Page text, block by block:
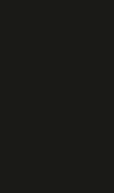
passam pela
queriam
detalhes
Assim que é
Túlio dos elencos
tinha direito a voto,
do Goiás.
plantel no dia a